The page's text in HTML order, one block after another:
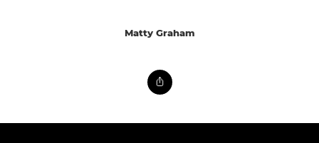
Matty Graham